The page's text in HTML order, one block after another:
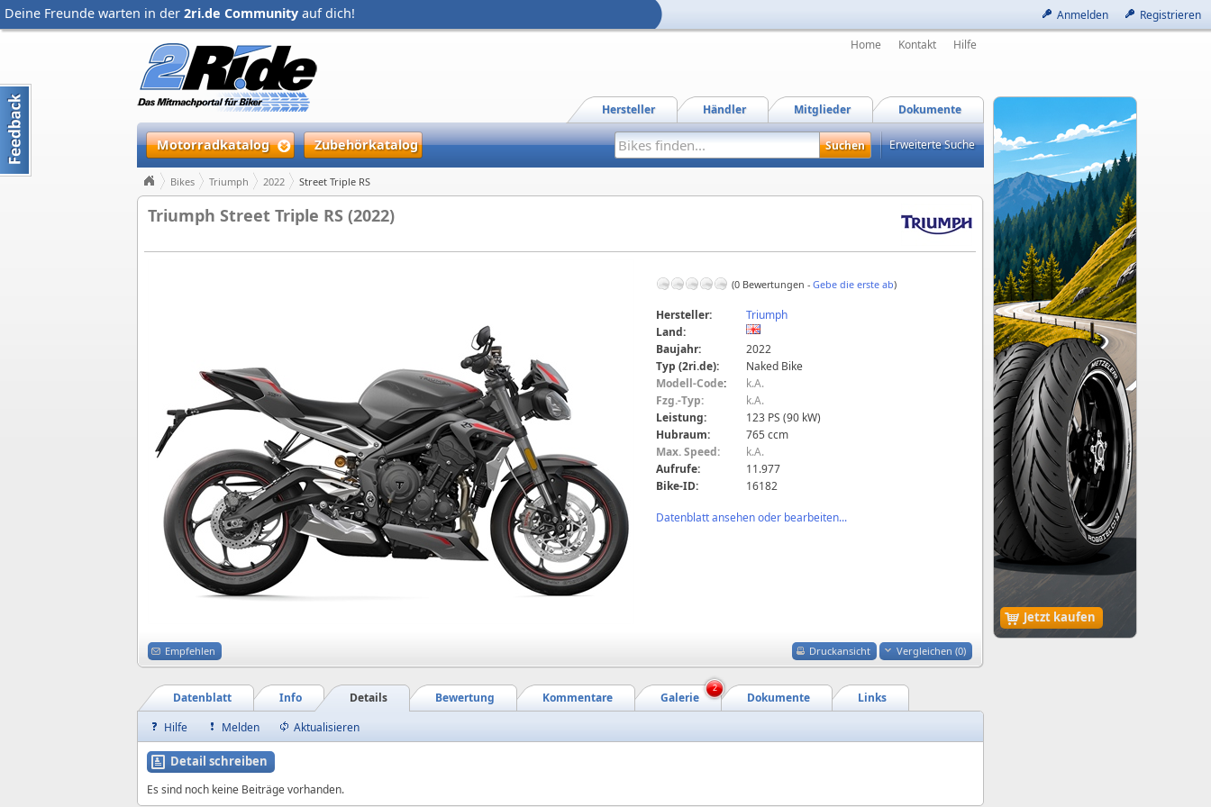
Anmelden Registrieren
Deine Freunde warten in der 2ri.de Community auf dich!
Jetzt kaufen
Home Kontakt Hilfe
Dokumente
Mitglieder
Händler
Hersteller
Motorradkatalog Zubehörkatalog Erweiterte Suche
Bikes Triumph 2022 Street Triple RS
Triumph Street Triple RS (2022)
(0 Bewertungen - Gebe die erste ab)
Hersteller:
Triumph
Land:
Baujahr:
2022
Typ (2ri.de):
Naked Bike
Modell-Code:
k.A.
Fzg.-Typ:
k.A.
Leistung:
123 PS (90 kW)
Hubraum:
765 ccm
Max. Speed:
k.A.
Aufrufe:
11.977
Bike-ID:
16182
Datenblatt ansehen oder bearbeiten...
Druckansicht Vergleichen (0)
Empfehlen
Links
Dokumente
Galerie
Kommentare
Bewertung
Details
Info
Datenblatt
2
Hilfe Melden Aktualisieren
Detail schreiben
Es sind noch keine Beiträge vorhanden.